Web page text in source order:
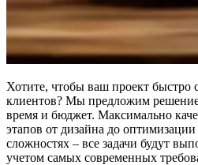
Хотите, чтобы ваш проект быстро
клиентов? Мы предложим
время и бюджет. Максимально
этапов от дизайна до оптимизации
сложностях – все задачи будут
учетом самых современных